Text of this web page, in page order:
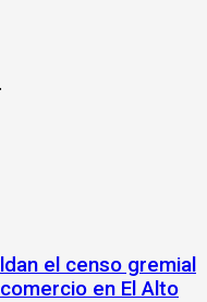
el censo gremial
en El Alto